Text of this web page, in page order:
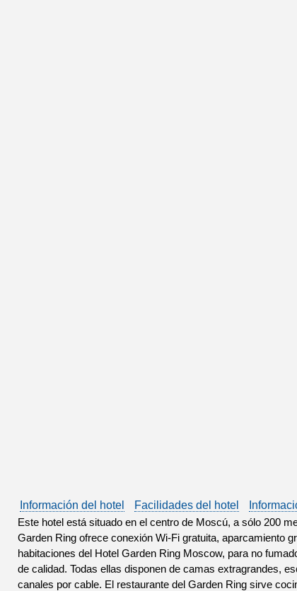
Información del hotel Facilidades del hotel
Este hotel está situado en el centro de Moscú, a sólo 200
Garden Ring ofrece conexión Wi-Fi gratuita, aparcamiento
habitaciones del Hotel Garden Ring Moscow, para no
de calidad. Todas ellas disponen de camas extragrandes,
canales por cable. El restaurante del Garden Ring sirve